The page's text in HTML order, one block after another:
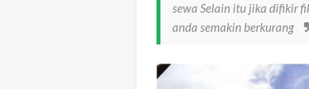
sewa Selain itu jika difikir
anda semakin berkurang